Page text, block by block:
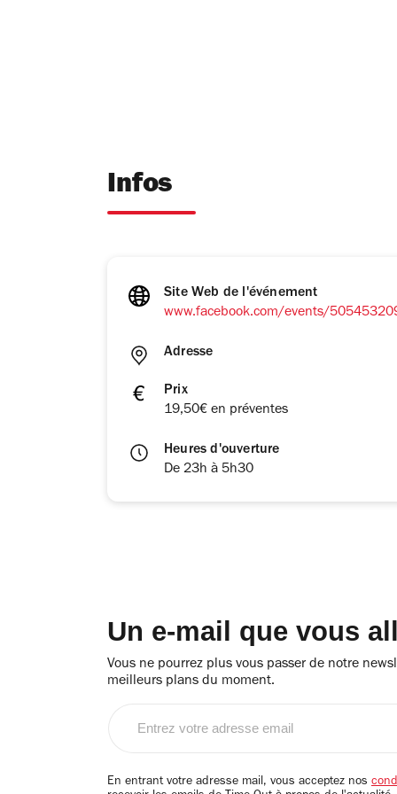
Infos
Site Web de l'événement
www.facebook.com/events/
Adresse
Prix
19,50€ en préventes
Heures d'ouverture
De 23h à 5h30
Un e-mail que vous
Vous ne pourrez plus vous passer de notre
meilleurs plans du moment.
email
En entrant votre adresse mail, vous acceptez nos